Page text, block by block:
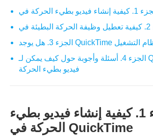
الجزء 4. أسئلة وأجوبة حول كيف يمكن لـ QuickTime تشغيل
فيديو بطيء الحركة
الجزء 1. كيفية إنشاء فيديو بطيء
الحركة في QuickTime